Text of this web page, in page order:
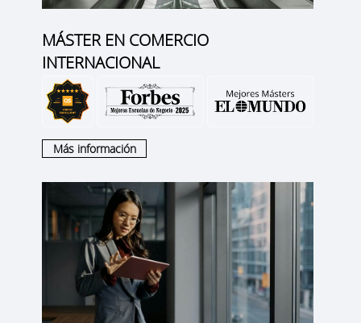
MÁSTER EN COMERCIO
INTERNACIONAL
Más información